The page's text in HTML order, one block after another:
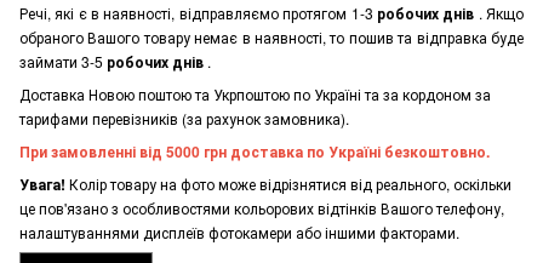
Речі, які є в наявності, відправляємо протягом 1-3 робочих днів . Якщо
обраного Вашого товару немає в наявності, то пошив та відправка буде
займати 3-5 робочих днів .
Доставка Новою поштою та Укрпоштою по Україні та за кордоном за
тарифами перевізників (за рахунок замовника).
При замовленні від 5000 грн доставка по Україні безкоштовно.
Увага! Колір товару на фото може відрізнятися від реального, оскільки
це пов'язано з особливостями кольорових відтінків Вашого телефону,
налаштуваннями дисплеїв фотокамери або іншими факторами.